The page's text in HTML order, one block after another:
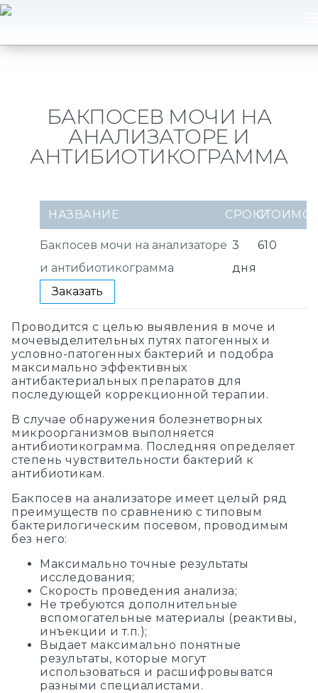
БАКПОСЕВ МОЧИ НА
АНАЛИЗАТОРЕ И
АНТИБИОТИКОГРАММА
НАЗВАНИЕ СРОКИ
Бакпосев мочи на анализаторе
и антибиотикограмма
3
дня
610
Заказать
Проводится с целью выявления в моче и
мочевыделительных путях патогенных и
условно-патогенных бактерий и подобра
максимально эффективных
антибактериальных препаратов для
последующей коррекционной терапии.
В случае обнаружения болезнетворных
микроорганизмов выполняется
антибиотикограмма. Последняя определяет
степень чувствительности бактерий к
антибиотикам.
Бакпосев на анализаторе имеет целый ряд
преимуществ по сравнению с типовым
бактерилогическим посевом, проводимым
без него:
Максимально точные результаты
исследования;
Скорость проведения анализа;
Не требуются дополнительные
вспомогательные материалы (реактивы,
инъекции и т.п.);
Выдает максимально понятные
результаты, которые могут
использоваться и расшифровыватся
разными специалистами.